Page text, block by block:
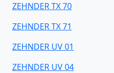
ZEHNDER TX 70
ZEHNDER TX 71
ZEHNDER UV 01
ZEHNDER UV 04